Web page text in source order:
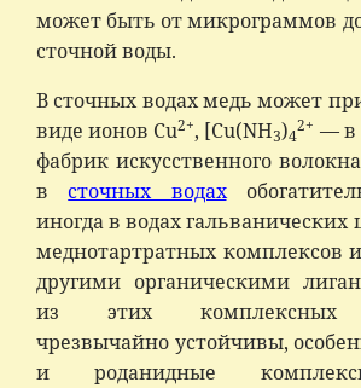
может быть от микро­граммов
сточной воды.
В сточных водах медь может
виде ионов Cu2+, [Cu(NH3)4
2+ — в
фабрик искусственного
всточных водах
иногда в во­дах
меднотартратных комплексов
другими органическими
из этих комплексных
чрезвычайно устойчивы,
и роданидные